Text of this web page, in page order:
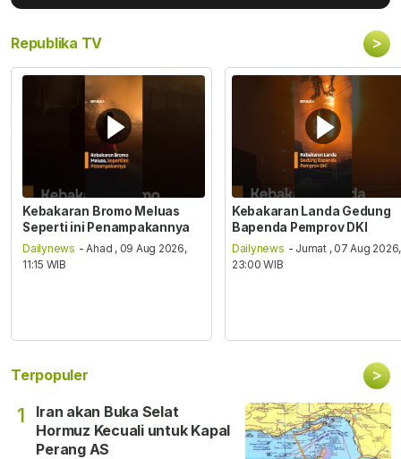
Republika TV >
Kebakaran Bromo Meluas
Seperti ini Penampakannya
Dailynews - Ahad , 09 Aug 2026,
11:15 WIB
Kebakaran Landa Gedung
Bapenda Pemprov DKI
Dailynews - Jumat , 07 Aug 2026,
23:00 WIB
Terpopuler >
1
Iran akan Buka Selat
Hormuz Kecuali untuk Kapal
Perang AS